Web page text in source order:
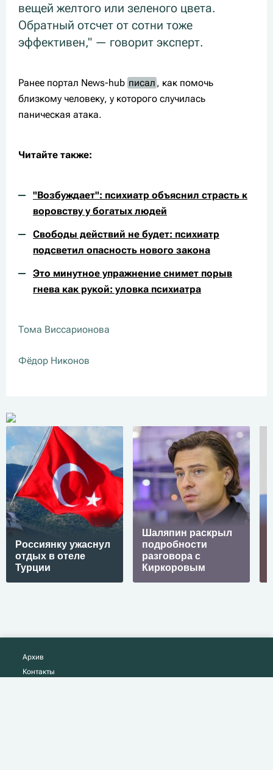
вещей желтого или зеленого цвета.
Обратный отсчет от сотни тоже
эффективен," — говорит эксперт.
Ранее портал News-hub писал , как помочь
близкому человеку, у которого случилась
паническая атака.
Читайте также:
"Возбуждает": психиатр объяснил страсть к
воровству у богатых людей
Свободы действий не будет: психиатр
подсветил опасность нового закона
Это минутное упражнение снимет порыв
гнева как рукой: уловка психиатра
Тома Виссарионова
Фёдор Никонов
Россиянку ужаснул
отдых в отеле
Турции
Шаляпин раскрыл
подробности
разговора с
Киркоровым
Архив
Контакты